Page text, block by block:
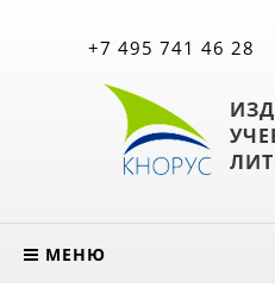
+7 495 741 46 28
МЕНЮ